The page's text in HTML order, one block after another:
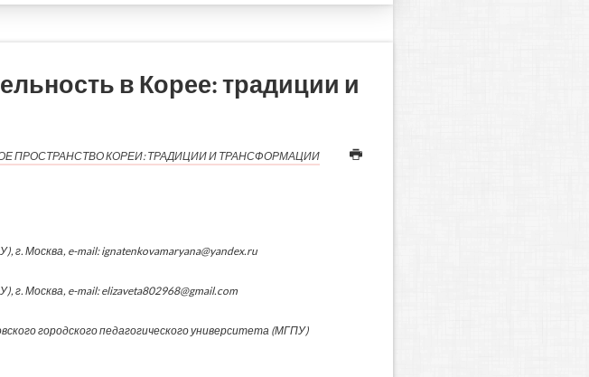
К
в Корее: традиции и
ПРОСТРАНСТВО КОРЕИ: ТРАДИЦИИ И ТРАНСФОРМАЦИИ
г. Москва, e-mail: ignatenkovamaryana@yandex.ru
г. Москва, e-mail: elizaveta802968@gmail.com
городского педагогического университета (МГПУ)